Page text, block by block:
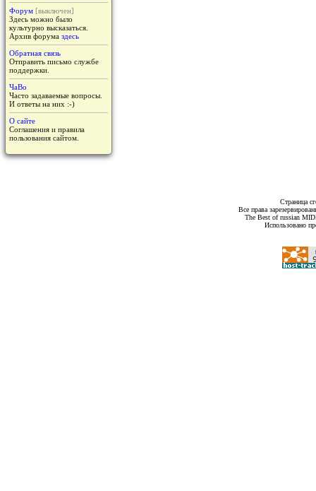
Форум [выключен]
Здесь можно было
культурно высказаться.
Архив форума здесь
Обратная связь
Отправить письмо службе
поддержки.
ЧаВо
Часто задаваемые вопросы.
И ответы на них :-)
О сайте
Соглашения и правила
пользования сайтом.
Страница
Все права
The Best of russian
Использовано